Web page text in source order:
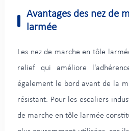
Avantages des nez de
larmée
Les nez de marche en tôle
relief qui améliore
également le bord avant de la
résistant. Pour les escaliers
de marche en tôle larmée